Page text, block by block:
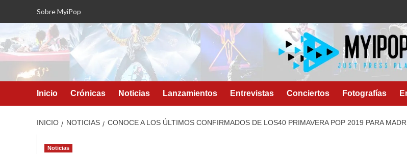
Sobre MyiPop
Inicio Crónicas Noticias Lanzamientos Entrevistas Conciertos Fotografías
INICIO NOTICIAS CONOCE A LOS ÚLTIMOS CONFIRMADOS DE LOS40 PRIMAVERA POP 2019 PARA
Noticias